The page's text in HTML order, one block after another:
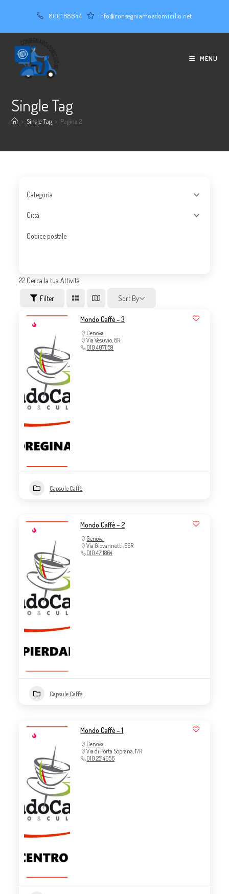
contenuto
800168644 info@consegniamoadomicilio.net
MENU
Single Tag
> Single Tag > Pagina 2
Categoria
Città
Codice postale
22 Cerca la tua Attività
Filter Sort By
Mondo Caffè – 3
Genova
Via Vesuvio, 6R
010.4071159
Capsule Caffè
Mondo Caffè – 2
Genova
Via Giovannetti, 86R
010.4711864
Capsule Caffè
Mondo Caffè – 1
Genova
Via di Porta Soprana, 17R
010.2514056